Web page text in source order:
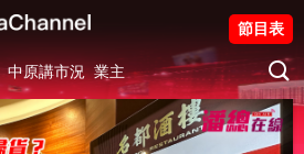
中原講市況 業主
節目表